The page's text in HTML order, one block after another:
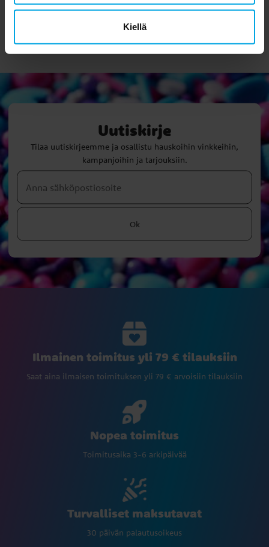
Kiellä
Uutiskirje
Tilaa uutiskirjeemme ja osallistu hauskoihin vinkkeihin,
kampanjoihin ja tarjouksiin.
Ok
Ilmainen toimitus yli 79 € tilauksiin
Saat aina ilmaisen toimituksen yli 79 € arvoisiin tilauksiin
Nopea toimitus
Toimitusaika 3-6 arkipäivää
Turvalliset maksutavat
30 päivän palautusoikeus